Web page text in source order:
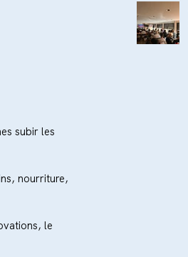
subir les
nourriture,
le